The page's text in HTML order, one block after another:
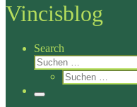
Vincisblog
Search
Suche
Suche
Menü